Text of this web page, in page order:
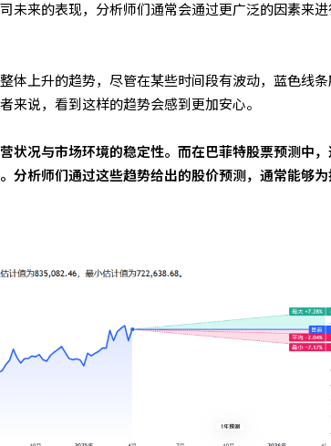
未来的表现，分析师们通常会通过更广泛的因素来
体上升的趋势，尽管在某些时间段有波动，蓝色线条
来说，看到这样的趋势会感到更加安心。
状况与市场环境的稳定性。而在巴菲特股票预测中
分析师们通过这些趋势给出的股价预测，通常能够